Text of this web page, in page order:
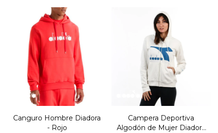
Canguro Hombre Diadora
- Rojo
Campera Deportiva
Algodón de Mujer Diadora